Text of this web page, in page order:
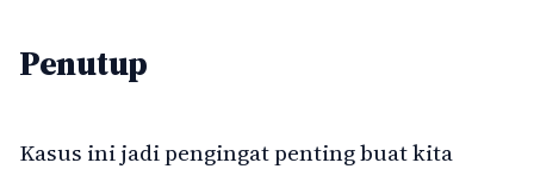
Penutup
Kasus ini jadi pengingat penting buat kita